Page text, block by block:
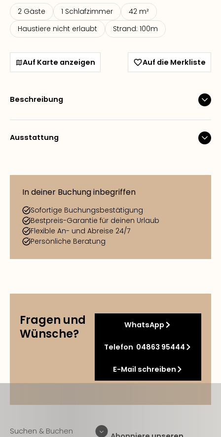
2 Gäste 1 Schlafzimmer
42 m²
Haustiere nicht erlaubt
Strand: 100m
Auf Karte anzeigen Auf die Merkliste
Beschreibung
Ausstattung
In deiner Buchung inbegriffen
Sofortige Buchungsbestätigung
Bestpreis-Garantie für deinen Urlaub
Flexible An- und Abreise 24/7
Persönliche Beratung
Fragen und
Wünsche?
WhatsApp
Telefon 04863 95444
E-Mail schreiben
Suchen & Buchen